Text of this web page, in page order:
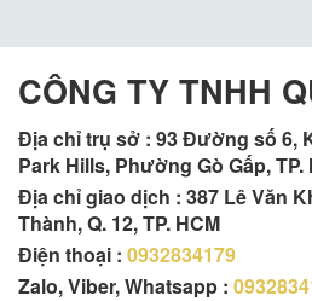
CÔNG TY TNHH
Địa chỉ trụ sở : 93 Đường số 6,
Park Hills, Phường Gò Gấp, TP.
Địa chỉ giao dịch : 387 Lê Văn
Thành, Q. 12, TP. HCM
Điện thoại : 0932834179
Zalo, Viber, Whatsapp :